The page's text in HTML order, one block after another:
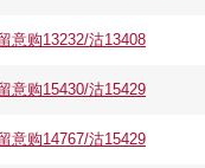
意购13232/沽13408
意购15430/沽15429
意购14767/沽15429